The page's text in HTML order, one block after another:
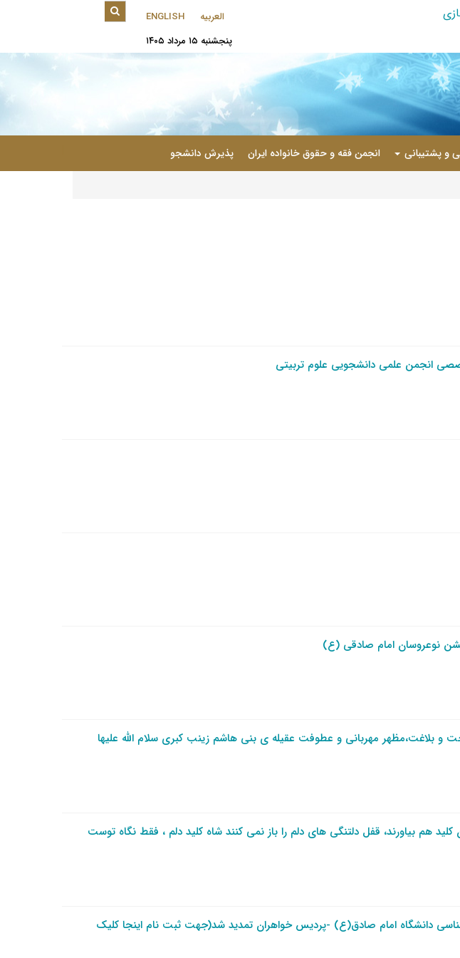
العربیه
ENGLISH
پنجشنبه ۱۵ مرداد ۱۴۰۵
و پشتیبانی انجمن فقه و حقوق خانواده ایران پذیرش دانشجو
انجمن علمی دانشجویی علوم تربیتی
نوعروسان امام صادقی (ع)
و بلاغت،مظهر مهربانی و عطوفت عقیله ی بنی هاشم زینب کبری سلام الله علیها
هم بیاورند، قفل دلتنگی های دلم را باز نمی کنند شاه کلید دلم ، فقط نگاه توست
دانشگاه امام صادق(ع) -پردیس خواهران تمدید شد(جهت ثبت نام اینجا کلیک